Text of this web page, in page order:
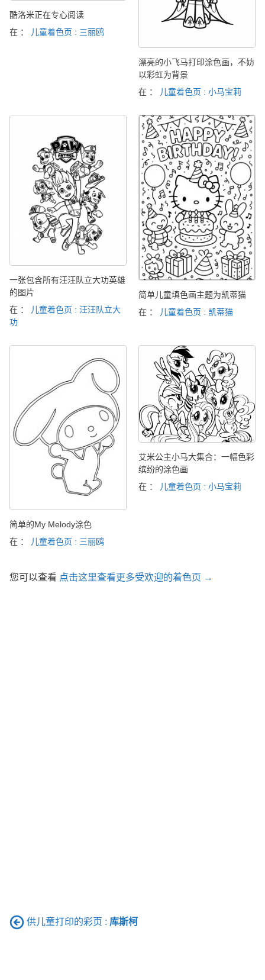
酷洛米正在专心阅读
在 ：
儿童着色页 : 三丽鸥
漂亮的小飞马打印涂色画，不妨
以彩虹为背景
在 ：
儿童着色页 : 小马宝莉
一张包含所有汪汪队立大功英雄
的图片
在 ：
儿童着色页 : 汪汪队立大
功
简单儿童填色画主题为凯蒂猫
在 ：
儿童着色页 : 凯蒂猫
简单的My Melody涂色
在 ：
儿童着色页 : 三丽鸥
艾米公主小马大集合：一幅色彩
缤纷的涂色画
在 ：
儿童着色页 : 小马宝莉
您可以查看 点击这里查看更多受欢迎的着色页 →
供儿童打印的彩页 : 库斯柯